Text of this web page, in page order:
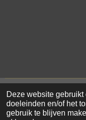
Deze website
doeleinden en/of het
gebruik te blijven
© 2021 - 2026 Samar
Powered by JouwWeb